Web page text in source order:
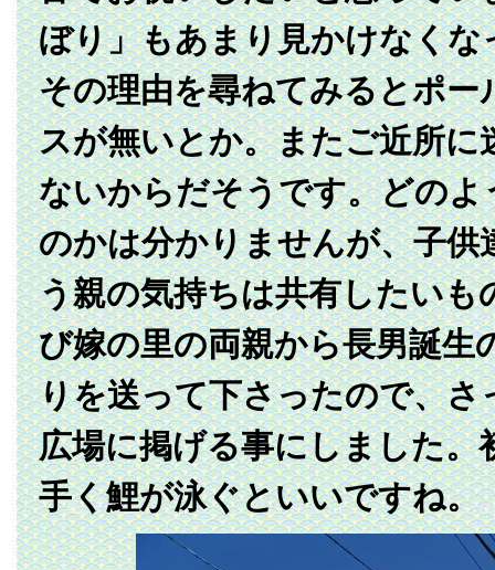
ぼり」もあまり見かけなくな
その理由を尋ねてみるとポー
スが無いとか。またご近所に
ないからだそうです。どのよ
のかは分かりませんが、子供
う親の気持ちは共有したいも
び嫁の里の両親から長男誕生
りを送って下さったので、さ
広場に掲げる事にしました。
手く鯉が泳ぐといいですね。